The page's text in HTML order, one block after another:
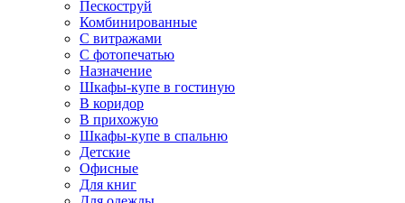
Пескоструй
Комбинированные
С витражами
С фотопечатью
Назначение
Шкафы-купе в гостиную
В коридор
В прихожую
Шкафы-купе в спальню
Детские
Офисные
Для книг